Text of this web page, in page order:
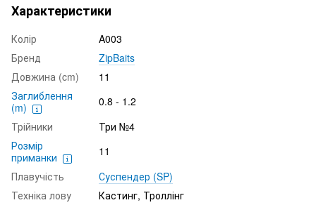
Характеристики
Колір
A003
Бренд
ZipBaits
Довжина (cm)
11
Заглиблення
(m)
0.8 - 1.2
Трійники
Три №4
Розмір
приманки
11
Плавучість
Суспендер (SP)
Техніка лову
Кастинг, Троллінг